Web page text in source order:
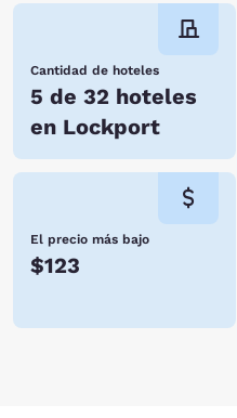
Cantidad de hoteles
5 de 32 hoteles
en Lockport
El precio más bajo
$123